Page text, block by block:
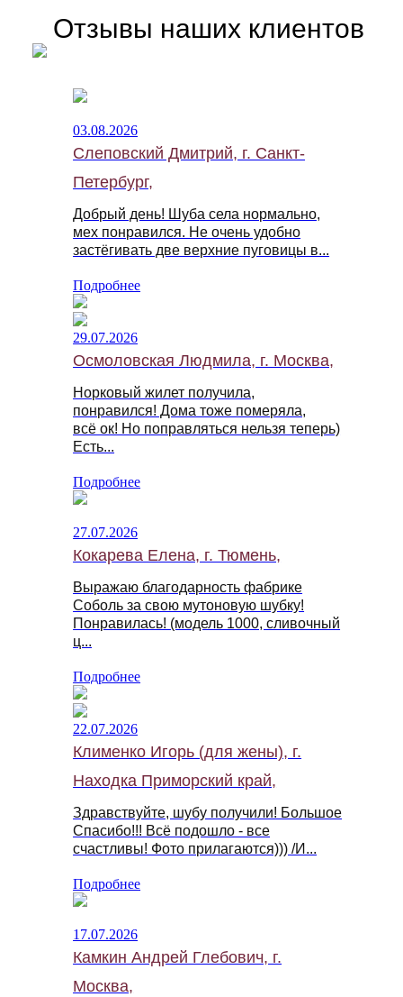
Отзывы наших клиентов
03.08.2026
Слеповский Дмитрий, г. Санкт-
Петербург,
Добрый день! Шуба села нормально,
мех понравился. Не очень удобно
застёгивать две верхние пуговицы в...
Подробнее
29.07.2026
Осмоловская Людмила, г. Москва,
Норковый жилет получила,
понравился! Дома тоже померяла,
всё ок! Но поправляться нельзя теперь)
Есть...
Подробнее
27.07.2026
Кокарева Елена, г. Тюмень,
Выражаю благодарность фабрике
Соболь за свою мутоновую шубку!
Понравилась! (модель 1000, сливочный
ц...
Подробнее
22.07.2026
Клименко Игорь (для жены), г.
Находка Приморский край,
Здравствуйте, шубу получили! Большое
Спасибо!!! Всё подошло - все
счастливы! Фото прилагаются))) /И...
Подробнее
17.07.2026
Камкин Андрей Глебович, г.
Москва,